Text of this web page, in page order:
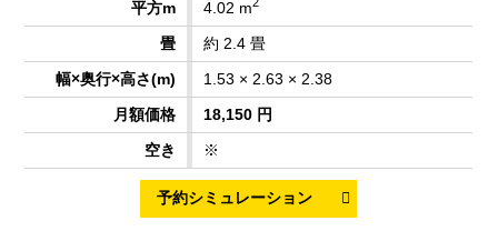
4.02 m
約 2.4 畳
1.53 × 2.63 × 2.38
18,150 円
※